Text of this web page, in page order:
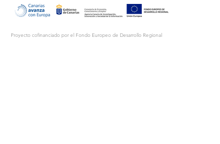
Proyecto cofinanciado por el Fondo Europeo de Desarrollo Regional